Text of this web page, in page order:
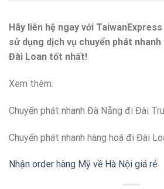
Hãy liên hệ ngay với
sử dụng dịch vụ chuyển phát
Đài Loan tốt nhất!
Xem thêm:
Chuyển phát nhanh Đà Nẵng đi Đài
Chuyển phát nhanh hàng hoá đi Đài
Nhận order hàng Mỹ về Hà Nội giá rẻ